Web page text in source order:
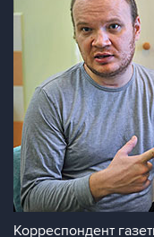
Корреспондент